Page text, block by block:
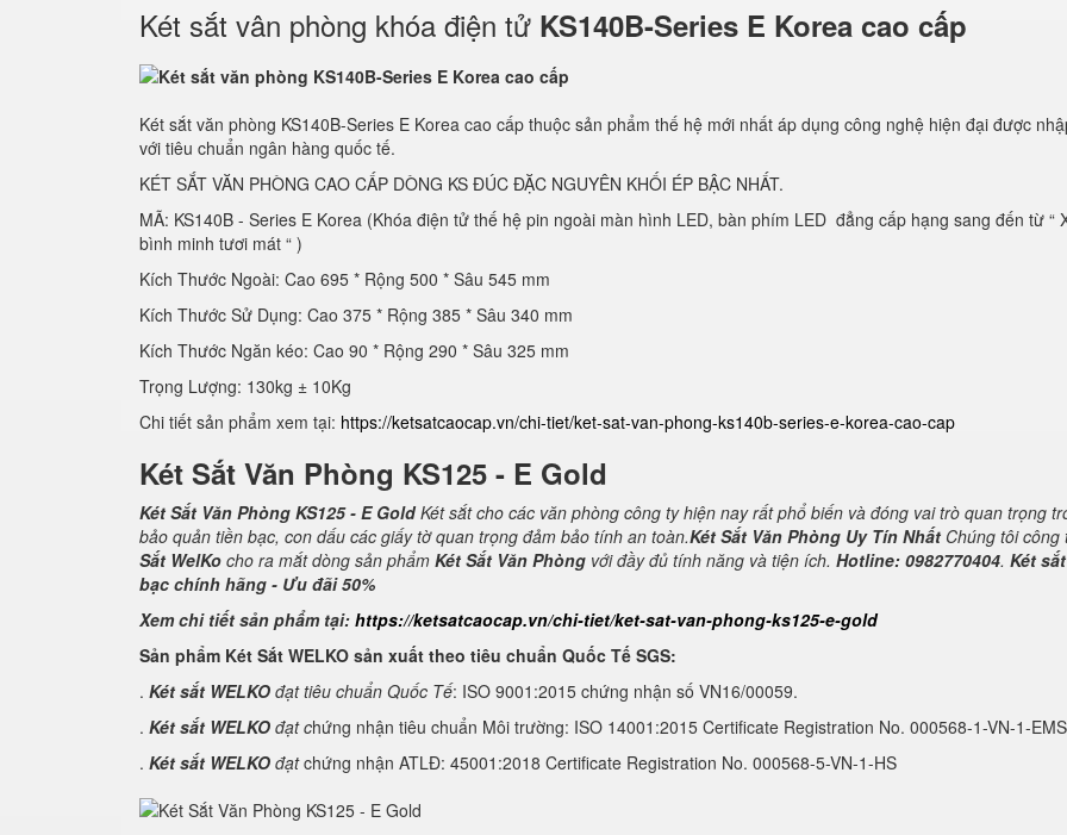
Két sắt vân phòng khóa điện tử KS140B-Series E Korea cao cấp
Két sắt văn phòng KS140B-Series E Korea cao cấp thuộc sản phẩm thế hệ mới nhất áp dụng công nghệ hiện đại được
với tiêu chuẩn ngân hàng quốc tế.
KÉT SẮT VĂN PHÒNG CAO CẤP DÒNG KS ĐÚC ĐẶC NGUYÊN KHỐI ÉP BẬC NHẤT.
MÃ: KS140B - Series E Korea (Khóa điện tử thế hệ pin ngoài màn hình LED, bàn phím LED đẳng cấp hạng sang đến từ “
bình minh tươi mát “ )
Kích Thước Ngoài: Cao 695 * Rộng 500 * Sâu 545 mm
Kích Thước Sử Dụng: Cao 375 * Rộng 385 * Sâu 340 mm
Kích Thước Ngăn kéo: Cao 90 * Rộng 290 * Sâu 325 mm
Trọng Lượng: 130kg ± 10Kg
Chi tiết sản phẩm xem tại: https://ketsatcaocap.vn/chi-tiet/ket-sat-van-phong-ks140b-series-e-korea-cao-cap
Két Sắt Văn Phòng KS125 - E Gold
Két Sắt Văn Phòng KS125 - E GoldKét sắt cho các văn phòng công ty hiện nay rất phổ biến và đóng vai trò quan trọng
bảo quản tiền bạc, con dấu các giấy tờ quan trọng đảm bảo tính an toàn.Két Sắt Văn Phòng Uy Tín Nhất Chúng tôi
Sắt WelKo cho ra mắt dòng sản phẩm Két Sắt Văn Phòng với đầy đủ tính năng và tiện ích. Hotline: 0982770404. Két
bạc chính hãng - Ưu đãi 50%
Xem chi tiết sản phẩm tại: https://ketsatcaocap.vn/chi-tiet/ket-sat-van-phong-ks125-e-gold
Sản phẩm Két Sắt WELKO sản xuất theo tiêu chuẩn Quốc Tế SGS:
. Két sắt WELKO đạt tiêu chuẩn Quốc Tế: ISO 9001:2015 chứng nhận số VN16/00059.
. Két sắt WELKO đạt chứng nhận tiêu chuẩn Môi trường: ISO 14001:2015 Certificate Registration No. 000568-1-VN-1-EMS
. Két sắt WELKO đạtchứng nhận ATLĐ: 45001:2018 Certificate Registration No. 000568-5-VN-1-HS